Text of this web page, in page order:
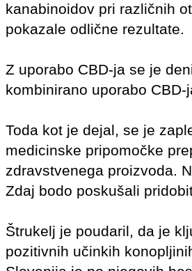
kanabinoidov pri različnih
pokazale odlične rezultate.
Z uporabo CBD-ja se je
kombinirano uporabo
Toda kot je dejal, se je
medicinske pripomočke
zdravstvenega proizvoda.
Zdaj bodo poskušali
Štrukelj je poudaril, da je
pozitivnih učinkih